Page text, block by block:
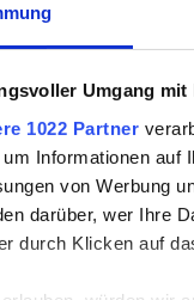
Umgang mit
1022 Partner
Informationen auf
von Werbung
darüber, wer Ihre
durch Klicken auf